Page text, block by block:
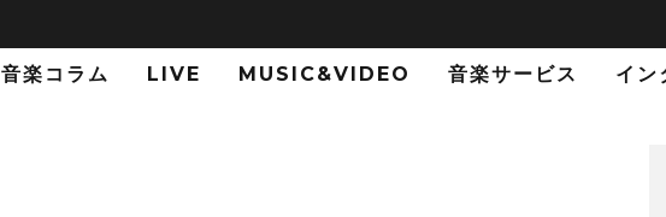
音楽コラム LIVE MUSIC&VIDEO 音楽サービス イン